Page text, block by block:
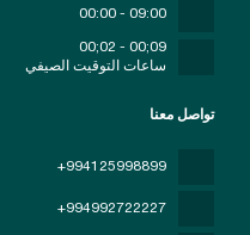
تواصل معنا
+994125998899
+994992722227
09:00 - 00:00
09;00 - 02;00
ساعات التوقيت الصيفي